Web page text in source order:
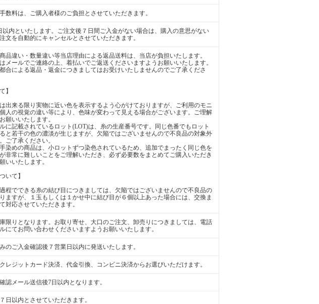
数料は、ご購入者様のご負担とさせていただきます。
以内といたします。ご注文後７日間ご入金がない場合は、購入の意思がない
文を自動的にキャンセルとさせていただきます。
品違い・数量違い等当店理由による返品送料は、当店が負担いたします。
メールでご連絡の上、着払いでご返送くださいますようお願いいたします。
合による返品・返金につきましてはお受けいたしませんのでご了承くださ
】
出来る限り実物に近い色を表示するよう心がけておりますが、ご利用のモニ
人の視覚の違い等により、色味が変わって見える場合がございます。ご理解
願いいたします。
に記載されているロット(LOT)は、糸の生産番号です。同じ色番でもロット
と若干の色の濃淡が生じますが、欠陥ではございませんので不良品の対象外
ご了承ください。
染めの商品は、小ロットずつ染色されているため、追加でまったく同じ色を
非常に難しいことをご理解いただき、必ず必要数をまとめてご購入いただき
いいたします。
いて】
程でできる糸の結び目につきましては、欠陥ではございませんので不良品の
ますが、１玉もしくは１かせ中に結び目が６個以上あった場合には、交換ま
対応させていただきます。
限りとなります。お取り寄せ、大口のご注文、卸売りにつきましては、電話
にてお問い合わせくださいますようお願いいたします。
のご入金確認後７営業日以内に発送いたします。
レジットカード決済、代金引換、コンビニ決済からお選びいただけます。
認メール送信後7日以内となります。
日以内とさせていただきます。